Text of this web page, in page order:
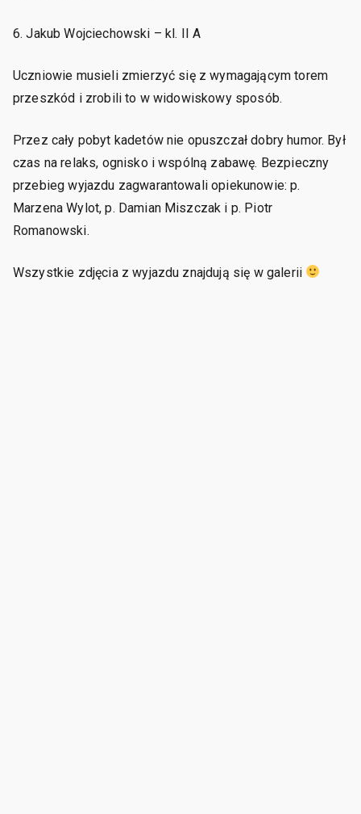
6. Jakub Wojciechowski – kl. II A
Uczniowie musieli zmierzyć się z wymagającym torem
przeszkód i zrobili to w widowiskowy sposób.
Przez cały pobyt kadetów nie opuszczał dobry humor. Był
czas na relaks, ognisko i wspólną zabawę. Bezpieczny
przebieg wyjazdu zagwarantowali opiekunowie: p.
Marzena Wylot, p. Damian Miszczak i p. Piotr
Romanowski.
Wszystkie zdjęcia z wyjazdu znajdują się w galerii